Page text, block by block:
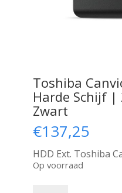
Toshiba
Harde Schijf |
Zwart
€137,25
HDD Ext. Toshiba
Op voorraad